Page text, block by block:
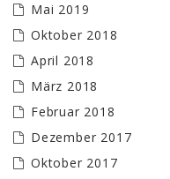
Mai 2019
Oktober 2018
April 2018
März 2018
Februar 2018
Dezember 2017
Oktober 2017